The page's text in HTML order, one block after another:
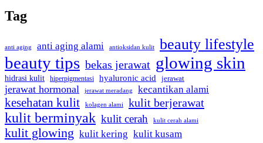
Tag
anti aging anti aging alami antioksidan kulit beauty lifestyle
beauty tips bekas jerawat glowing skin
hidrasi kulit hiperpigmentasi hyaluronic acid jerawat
jerawat hormonal jerawat meradang kecantikan alami
kesehatan kulit kolagen alami kulit berjerawat
kulit berminyak kulit cerah kulit cerah alami
kulit glowing kulit kering kulit kusam